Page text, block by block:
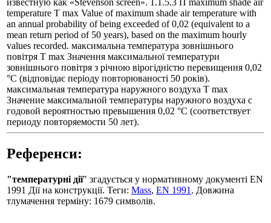
известную как «Stevenson screen». 1.1.5.3 П maximum shade air
temperature T max Value of maximum shade air temperature with
an annual probability of being exceeded of 0,02 (equivalent to a
mean return period of 50 years), based on the maximum hourly
values recorded. максимальна температура зовнішнього
повітря T max Значення максимальної температури
зовнішнього повітря з річною вірогідністю перевищення 0,02
°С (відповідає періоду повторюваності 50 років).
максимальная температура наружного воздуха T max
Значение максимальной температуры наружного воздуха с
годовой вероятностью превышения 0,02 °С (соответствует
периоду повторяемости 50 лет).
Референси:
"температурні дії" згадується у нормативному документі EN
1991 Дії на конструкції. Теги: Mass, EN 1991 . Довжина
тлумачення терміну: 1679 символів.